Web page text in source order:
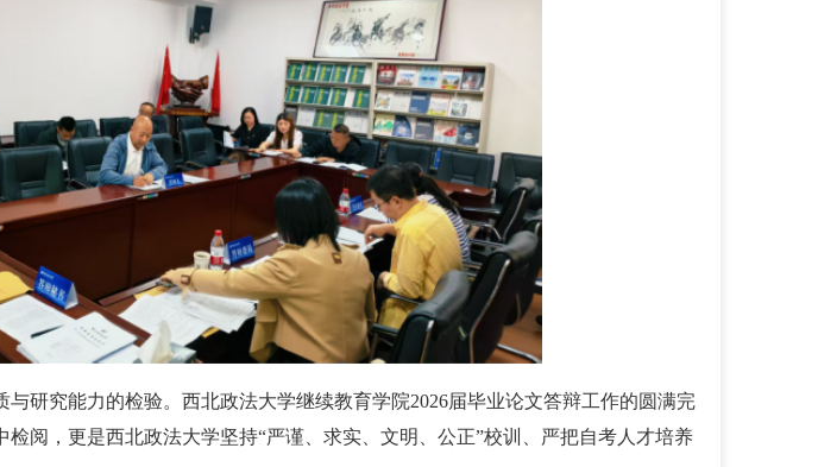
研究能力的检验。西北政法大学继续教育学院2026届毕业论文答辩工作的圆满完
阅，更是西北政法大学坚持“严谨、求实、文明、公正”校训、严把自考人才培养